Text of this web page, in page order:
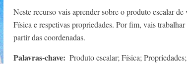
Neste recurso vais aprender sobre o produto escalar de
Física e respetivas propriedades. Por fim, vais
partir das coordenadas.
Palavras-chave Produto escalar; Física;